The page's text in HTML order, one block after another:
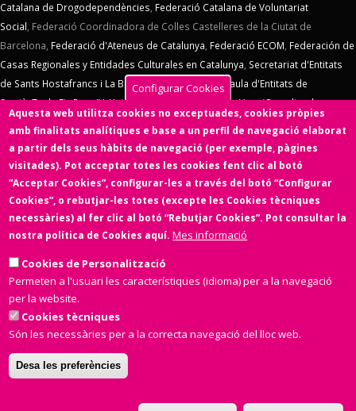
Catalana de Drogodependències Federació Catalana de Voluntariat
Social Federació Coordinadora de Colles Castelleres de la Ciutat de
Barcelona, Federació d'Ateneus de Catalunya Federació ECOM Federación de
Casas Regionales y Entidades Culturales en Catalunya Secretariat d'Entitats
de Sants Hostafrancs i La Bordeta, SOS Racisme
Taula d'Entitats de
Sarrià,Taula Eix Pere IV,Unió d'Entitats de La Marina,Vern (Coordinadora
d'Entitats de La Verneda)
Xarxa d'Economia Solidària
Consell d'Associacions de Barcelona manté un conveni de col·laboració amb
Ens de l'Asociacionisme Cultural - ENS
Coordinadora Catalana de
Fundacions. El Consell d'Associacions de Barcelona és membre deXarxa
d'Economia Solidària,FETS – Finançament Ètic i Solidari,Associació
SinergiaTIC,Coop57i deFiare
Aquesta web ha estat desenvolupada per una entitat de l'Economia
Social i Solidària,
Configurar Cookies
Aquesta web utilitza cookies no exceptuades, cookies pròpies
amb finalitats analítiques e base a un perfil de navegació elaborat
a partir dels seus hàbits de navegació (per exemple, pàgines
visitades). Pot acceptar totes les cookies fent clic al botó
“Acceptar Cookies”, configurar-les a través del botó “Configurar
Cookies”, o rebutjar-les totes (excepte les Cookies tècniques
necessàries) al fer clic al botó “Rebutjar Cookies”. Pot consultar la
nostra política de Cookies aquí. Mes informació
Cookies de Personalització
Permeten a l'usuari les característiques (idioma) per a la navegació
per la website.
Cookies tècniques
Són les necessàries per a la correcta navegació del lloc web.
Desa les preferències